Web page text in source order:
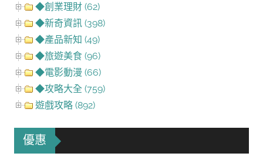
◆創業理財 (62)
◆新奇資訊 (398)
◆產品新知 (49)
◆旅遊美食 (96)
◆電影動漫 (66)
◆攻略大全 (759)
遊戲攻略 (892)
優惠